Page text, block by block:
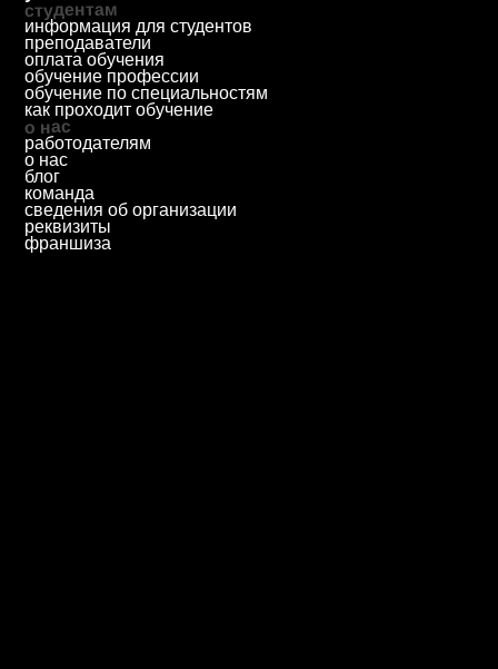
приемная комиссия
+7 (812) 615-86-17
8 (800) 707-75-36